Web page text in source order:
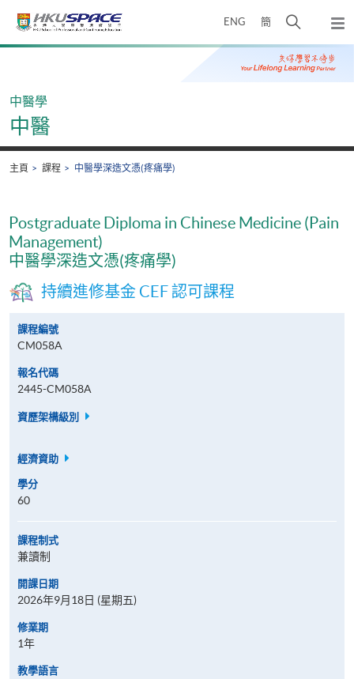
ENG 簡
開
搜
尋
彈
出
主
Main
中醫學
中醫
主頁 課程 中醫學深造文憑(疼痛學)
Postgraduate Diploma in Chinese Medicine (Pain
Management)
中醫學深造文憑(疼痛學)
持續進修基金 CEF 認可課程
課程編號
CM058A
報名代碼
2445-CM058A
資歷架構級別
經濟資助
學分
60
課程制式
兼讀制
開課日期
2026年9月18日 (星期五)
修業期
1年
教學語言